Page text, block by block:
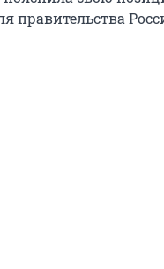
правительства